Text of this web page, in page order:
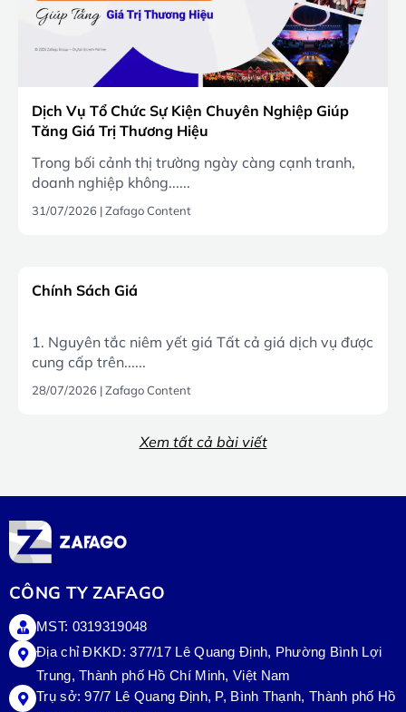
Dịch Vụ Tổ Chức Sự Kiện Chuyên Nghiệp Giúp
Tăng Giá Trị Thương Hiệu
Trong bối cảnh thị trường ngày càng cạnh tranh,
doanh nghiệp không......
31/07/2026 |Zafago Content
Chính Sách Giá
1. Nguyên tắc niêm yết giá Tất cả giá dịch vụ được
cung cấp trên......
28/07/2026 |Zafago Content
Xem tất cả bài viết
CÔNG TY ZAFAGO
MST: 0319319048
Địa chỉ ĐKKD: 377/17 Lê Quang Định, Phường Bình Lợi
Trung, Thành phố Hồ Chí Minh, Việt Nam
Trụ sở:97/7 Lê Quang Định, P, Bình Thạnh, Thành phố Hồ